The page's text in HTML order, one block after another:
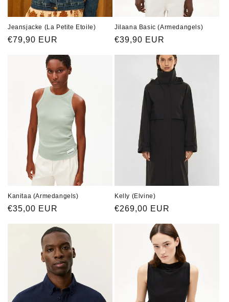
Jeansjacke (La Petite Etoile)
Normaler
€79,90 EUR
Jilaana Basic (Armedangels)
Normaler
€39,90 EUR
Kanitaa (Armedangels)
Normaler
€35,00 EUR
Kelly (Elvine)
Normaler
€269,00 EUR